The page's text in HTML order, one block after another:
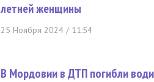
летней женщины
25 Ноября 2024 / 11:54
В Мордовии в ДТП погибли